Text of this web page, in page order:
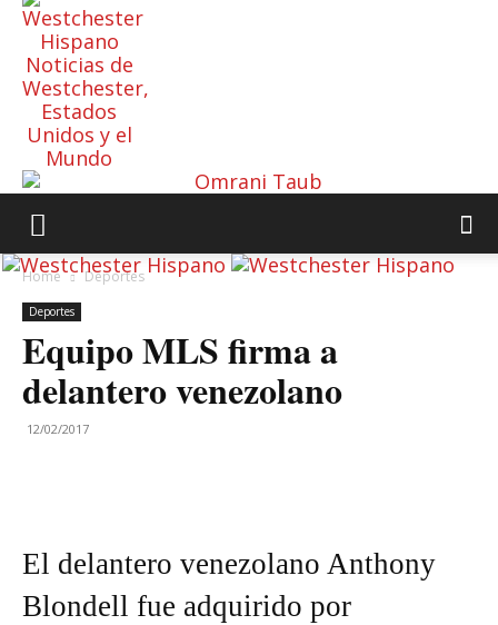
Noticias de
Westchester,
Estados
Unidos y el
Mundo
Home Deportes
Deportes
Equipo MLS firma a
delantero venezolano
12/02/2017
El delantero venezolano Anthony
Blondell fue adquirido por